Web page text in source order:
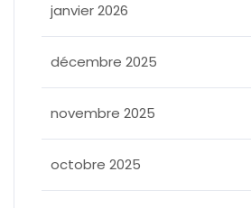
janvier 2026
décembre 2025
novembre 2025
octobre 2025